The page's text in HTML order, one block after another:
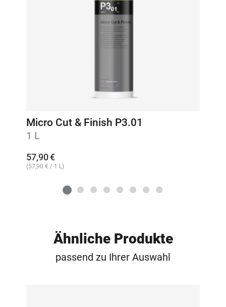
Micro Cut & Finish P3.01
1 L
57,90€
(57,90 € / 1 L)
Ähnliche Produkte
passend zu Ihrer Auswahl